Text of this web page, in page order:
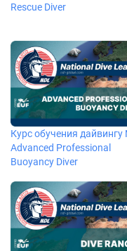
Rescue Diver
Курс обучения дайвингу
Advanced Professional
Buoyancy Diver